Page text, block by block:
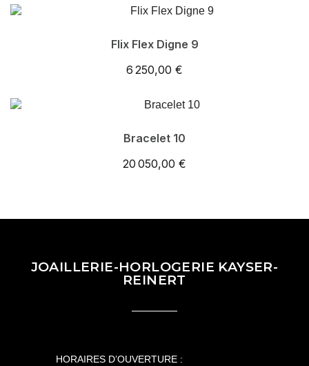
Flix Flex Digne 9
6 250,00 €
Bracelet 10
20 050,00 €
JOAILLERIE-HORLOGERIE KAYSER-
REINERT
HORAIRES D’OUVERTURE :